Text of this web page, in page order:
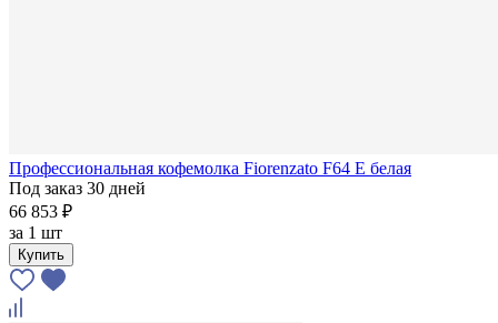
Профессиональная кофемолка Fiorenzato F64 E белая
Под заказ 30 дней
66 853 ₽
за 1 шт
Купить